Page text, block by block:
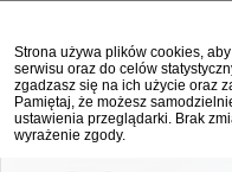
Strona używa plików cookies,
serwisu oraz do celów
zgadzasz się na ich użycie oraz
Pamiętaj, że możesz
ustawienia przeglądarki. Brak
wyrażenie zgody.